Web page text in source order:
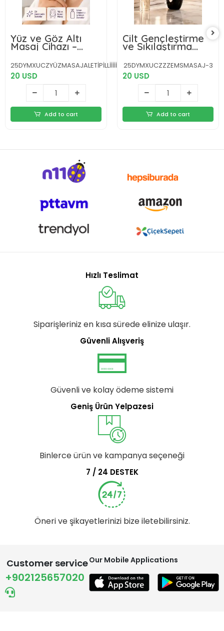
Yüz ve Göz Altı
Masaj Cihazı –
Kırışıklık Karşıtı &
Nemlendirici Etki
Destekli
25DYMXUCZYÜZMASAJALETİPİLLİİİİİİİİİ-1
20 USD
Add to cart
Cilt Gençleştirme
ve Sıkılaştırma
Cihazı Kolajen
Artırıcı Titreşimli
25DYMXUCZZZEMSMASAJ-3
20 USD
Add to cart
Hızlı Teslimat
Siparişleriniz en kısa sürede elinize ulaşır.
Güvenli Alışveriş
Güvenli ve kolay ödeme sistemi
Geniş Ürün Yelpazesi
Binlerce ürün ve kampanya seçeneği
7 / 24 DESTEK
Öneri ve şikayetlerinizi bize iletebilirsiniz.
Customer service
+902125657020
Our Mobile Applications